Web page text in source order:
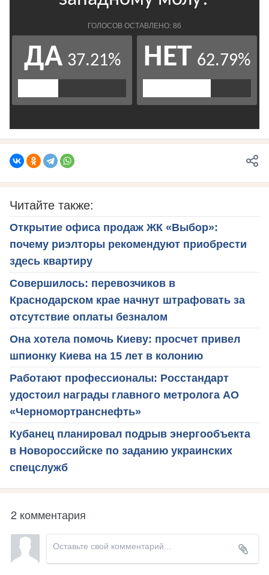
Читайте также:
Открытие офиса продаж ЖК «Выбор»:
почему риэлторы рекомендуют приобрести
здесь квартиру
Совершилось: перевозчиков в
Краснодарском крае начнут штрафовать за
отсутствие оплаты безналом
Она хотела помочь Киеву: просчет привел
шпионку Киева на 15 лет в колонию
Работают профессионалы: Росстандарт
удостоил награды главного метролога АО
«Черномортранснефть»
Кубанец планировал подрыв энергообъекта
в Новороссийске по заданию украинских
спецслужб
2 комментария